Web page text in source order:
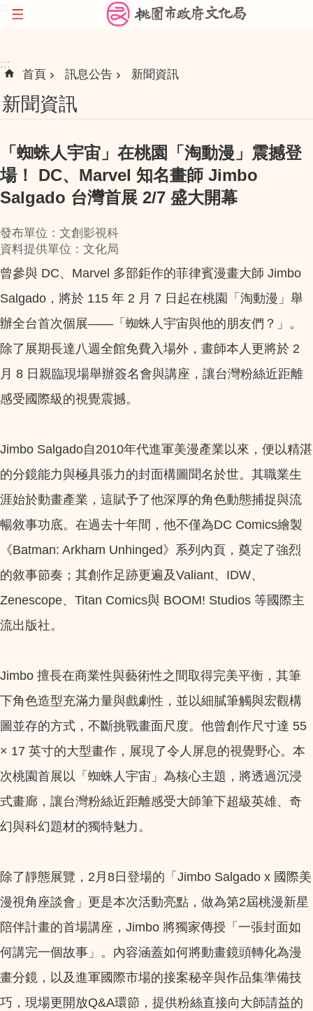
跳到主要內容區塊
:::
首頁 訊息公告 新聞資訊
新聞資訊
「蜘蛛人宇宙」在桃園「淘動漫」震撼登
場！ DC、Marvel 知名畫師 Jimbo
Salgado 台灣首展 2/7 盛大開幕
發布單位：文創影視科
資料提供單位：文化局
曾參與 DC、Marvel 多部鉅作的菲律賓漫畫大師 Jimbo
Salgado，將於 115 年 2 月 7 日起在桃園「淘動漫」舉
辦全台首次個展——「蜘蛛人宇宙與他的朋友們？」。
除了展期長達八週全館免費入場外，畫師本人更將於 2
月 8 日親臨現場舉辦簽名會與講座，讓台灣粉絲近距離
感受國際級的視覺震撼。
Jimbo Salgado自2010年代進軍美漫產業以來，便以精湛
的分鏡能力與極具張力的封面構圖聞名於世。其職業生
涯始於動畫產業，這賦予了他深厚的角色動態捕捉與流
暢敘事功底。在過去十年間，他不僅為DC Comics繪製
《Batman: Arkham Unhinged》系列內頁，奠定了強烈
的敘事節奏；其創作足跡更遍及Valiant、IDW、
Zenescope、Titan Comics與 BOOM! Studios 等國際主
流出版社。
Jimbo 擅長在商業性與藝術性之間取得完美平衡，其筆
下角色造型充滿力量與戲劇性，並以細膩筆觸與宏觀構
圖並存的方式，不斷挑戰畫面尺度。他曾創作尺寸達 55
× 17 英寸的大型畫作，展現了令人屏息的視覺野心。本
次桃園首展以「蜘蛛人宇宙」為核心主題，將透過沉浸
式畫廊，讓台灣粉絲近距離感受大師筆下超級英雄、奇
幻與科幻題材的獨特魅力。
除了靜態展覽，2月8日登場的「Jimbo Salgado x 國際美
漫視角座談會」更是本次活動亮點，做為第2屆桃漫新星
陪伴計畫的首場講座，Jimbo 將獨家傳授「一張封面如
何講完一個故事」。內容涵蓋如何將動畫鏡頭轉化為漫
畫分鏡，以及進軍國際市場的接案秘辛與作品集準備技
巧，現場更開放Q&A環節，提供粉絲直接向大師請益的